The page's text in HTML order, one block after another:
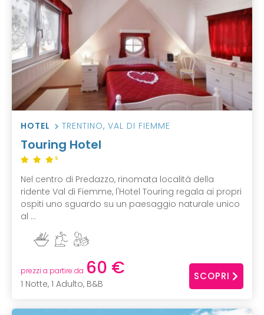
HOTEL TRENTINO, VAL DI FIEMME
Touring Hotel
S
Nel centro di Predazzo, rinomata località della
ridente Val di Fiemme, l'Hotel Touring regala ai propri
ospiti uno sguardo su un paesaggio naturale unico
al ...
prezzi a partire da 60 €
1 Notte, 1 Adulto, B&B
SCOPRI